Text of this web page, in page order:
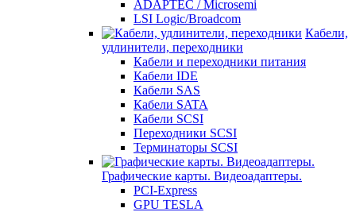
ADAPTEC / Microsemi
LSI Logic/Broadcom
Кабели,
удлинители, переходники
Кабели и переходники питания
Кабели IDE
Кабели SAS
Кабели SATA
Кабели SCSI
Переходники SCSI
Терминаторы SCSI
Графические карты. Видеоадаптеры.
PCI-Express
GPU TESLA